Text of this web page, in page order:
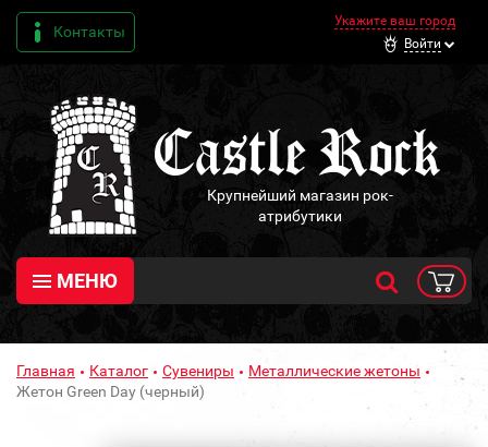
Контакты
Укажите ваш город
Войти
Крупнейший магазин рок-
атрибутики
МЕНЮ
Главная Каталог Сувениры
Металлические жетоны
Жетон Green Day (черный)